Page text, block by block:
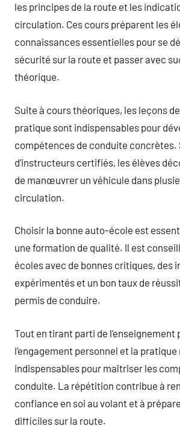
les principes de la route et les
circulation. Ces cours préparent les
connaissances essentielles pour se
sécurité sur la route et passer avec
théorique.
Suite à cours théoriques, les leçons
pratique sont indispensables pour
compétences de conduite concrètes.
d’instructeurs certifiés, les élèves
de manœuvrer un véhicule dans
circulation.
Choisir la bonne auto-école est
une formation de qualité. Il est
écoles avec de bonnes critiques, des
expérimentés et un bon taux de
permis de conduire.
Tout en tirant parti de l’enseignement
l’engagement personnel et la
indispensables pour maîtriser les
conduite. La répétition contribue à
confiance en soi au volant et à
difficiles sur la route.